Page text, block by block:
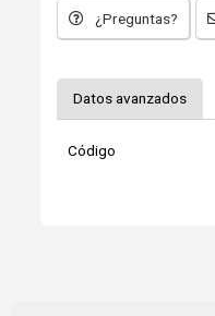
¿Preguntas?
Datos avanzados
Código